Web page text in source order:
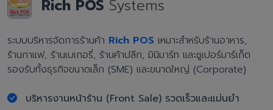
Rich POS Systems
ระบบบริหารจัดการร้านค้า Rich POS เหมาะสำหรับร้านอาหาร,
ร้านกาแฟ, ร้านเบเกอรี่, ร้านค้าปลีก, มินิมาร์ท และซูเปอร์มาร์เก็ต
รองรับทั้งธุรกิจขนาดเล็ก (SME) และขนาดใหญ่ (Corporate)
บริหารงานหน้าร้าน (Front Sale) รวดเร็วและแม่นยำ